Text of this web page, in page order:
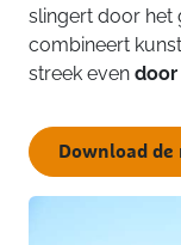
slingert door het
combineert
streek even door
Download de